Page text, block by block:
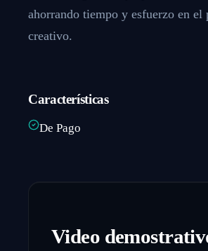
ahorrando tiempo y esfuerzo en el
creativo.
Características
De Pago
Video